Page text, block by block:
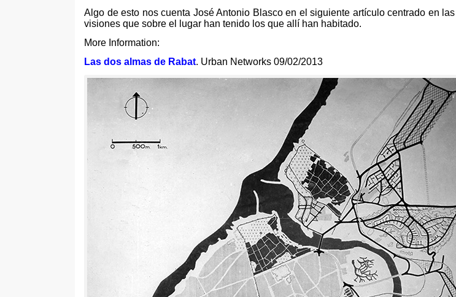
Algo de esto nos cuenta José Antonio Blasco en el siguiente artículo centrado en
visiones que sobre el lugar han tenido los que allí han habitado.
More Information:
Las dos almas de Rabat. Urban Networks 09/02/2013